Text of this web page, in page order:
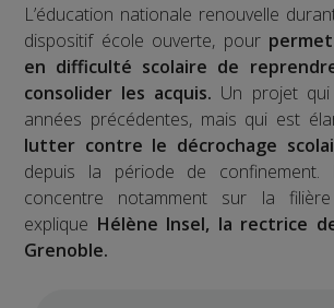
L’éducation nationale renouvelle
dispositif école ouverte, pour
en difficulté scolaire de
consolider les acquis. Un projet
années précédentes, mais qui est
lutter contre le décrochage
depuis la période de confinement.
concentre notamment sur la filière
explique Hélène Insel, la rectrice
Grenoble.